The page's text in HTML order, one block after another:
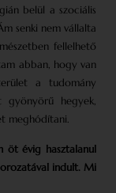
belül a szociális
senki nem vállalta
fellelhető
abban, hogy van
a tudomány
gyönyörű hegyek,
meghódítani.
öt évig hasztalanul
indult. Mi